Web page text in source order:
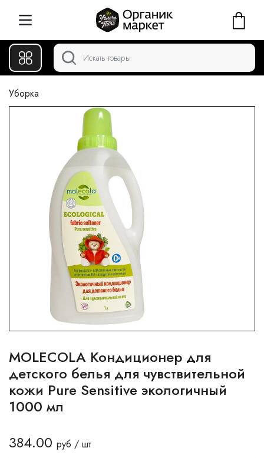
Уборка
MOLECOLA Кондиционер для
детского белья для чувствительной
кожи Pure Sensitive экологичный
1000 мл
384.00 руб / шт